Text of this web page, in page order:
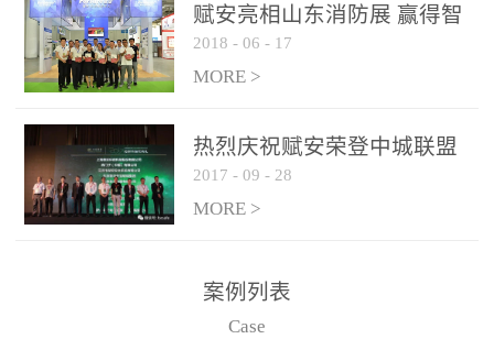
更早的进行预警，达到早
报早防的效果。 系统构
成示意图： 图像型火灾
和监控端两大部分组成。
两者之间通过以太网相
联，一台监控主机最多可
从监控主机上获取，最多
只能接6台，超过的需从现
赋安亮相山东消防展 赢得智
慧消防新荣耀
2018 - 06 - 17
MORE >
热烈庆祝赋安荣登中城联盟
联合采购战略合作平台
2017 - 09 - 28
MORE >
案例列表
Case